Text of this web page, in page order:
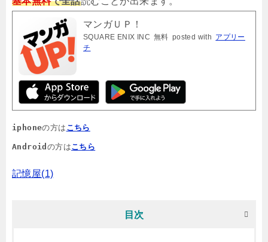
マンガＵＰ！
SQUARE ENIX INC 無料 posted with アプリー
チ
iphoneの方は こちら
Android の方はこちら
記憶屋(1)
目次